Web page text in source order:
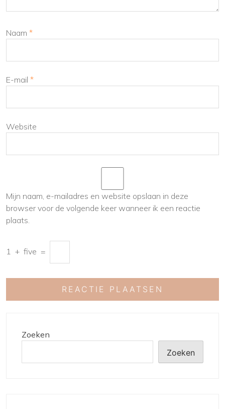
Naam *
E-mail *
Website
Mijn naam, e-mailadres en website opslaan in deze
browser voor de volgende keer wanneer ik een reactie
plaats.
1 + five =
Zoeken
Zoeken